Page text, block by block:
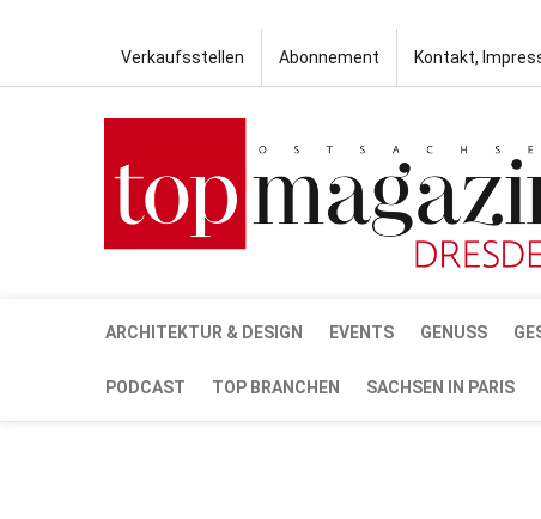
Verkaufsstellen Abonnement Kontakt,
ARCHITEKTUR & DESIGN EVENTS GENUSS
PODCAST TOP BRANCHEN SACHSEN IN PARIS